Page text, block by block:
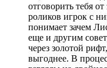
отговорить тебя
роликов игрок с
понимает зачем
еще и другим
через золотой
выгоднее. В